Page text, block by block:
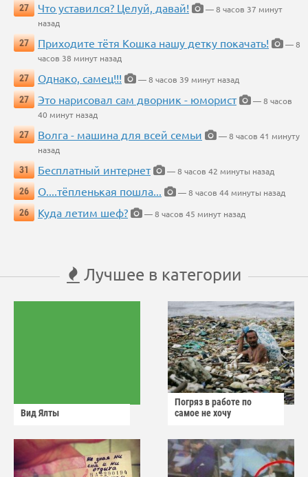
27
Что уставился? Целуй, давай!
— 8 часов 37 минут
назад
27
Приходите тётя Кошка нашу детку покачать!
— 8
часов 38 минут назад
27
Однако, самец!!!
— 8 часов 39 минут назад
27
Это нарисовал сам дворник - юморист
— 8 часов
40 минут назад
27
Волга - машина для всей семьи
— 8 часов 41 минуту
назад
31
Бесплатный интернет
— 8 часов 42 минуты назад
26
О....тёпленькая пошла...
— 8 часов 44 минуты назад
26
Куда летим шеф? — 8 часов 45 минут назад
Лучшее в категории
Вид Ялты
Погряз в работе по
самое не хочу